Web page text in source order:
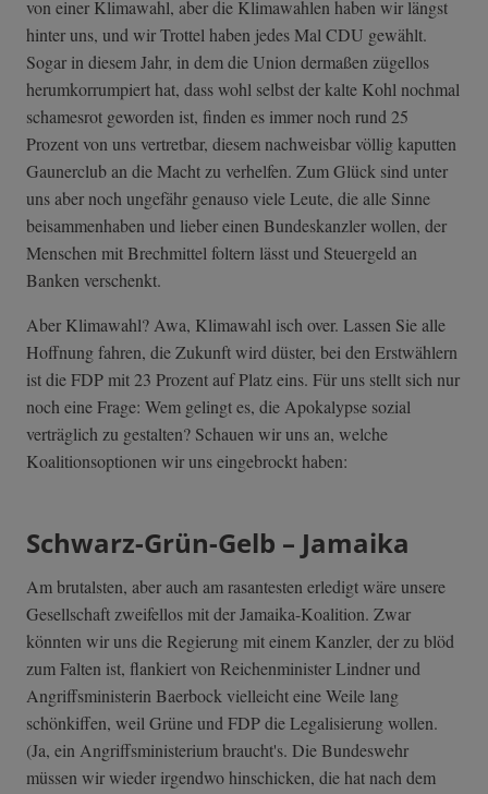
von einer Klimawahl, aber die Klimawahlen haben wir längst
hinter uns, und wir Trottel haben jedes Mal CDU gewählt.
Sogar in diesem Jahr, in dem die Union dermaßen zügellos
herumkorrumpiert hat, dass wohl selbst der kalte Kohl nochmal
schamesrot geworden ist, finden es immer noch rund 25
Prozent von uns vertretbar, diesem nachweisbar völlig kaputten
Gaunerclub an die Macht zu verhelfen. Zum Glück sind unter
uns aber noch ungefähr genauso viele Leute, die alle Sinne
beisammenhaben und lieber einen Bundeskanzler wollen, der
Menschen mit Brechmittel foltern lässt und Steuergeld an
Banken verschenkt.
Aber Klimawahl? Awa, Klimawahl isch over. Lassen Sie alle
Hoffnung fahren, die Zukunft wird düster, bei den Erstwählern
ist die FDP mit 23 Prozent auf Platz eins. Für uns stellt sich nur
noch eine Frage: Wem gelingt es, die Apokalypse sozial
verträglich zu gestalten? Schauen wir uns an, welche
Koalitionsoptionen wir uns eingebrockt haben:
Schwarz-Grün-Gelb – Jamaika
Am brutalsten, aber auch am rasantesten erledigt wäre unsere
Gesellschaft zweifellos mit der Jamaika-Koalition. Zwar
könnten wir uns die Regierung mit einem Kanzler, der zu blöd
zum Falten ist, flankiert von Reichenminister Lindner und
Angriffsministerin Baerbock vielleicht eine Weile lang
schönkiffen, weil Grüne und FDP die Legalisierung wollen.
(Ja, ein Angriffsministerium braucht's. Die Bundeswehr
müssen wir wieder irgendwo hinschicken, die hat nach dem